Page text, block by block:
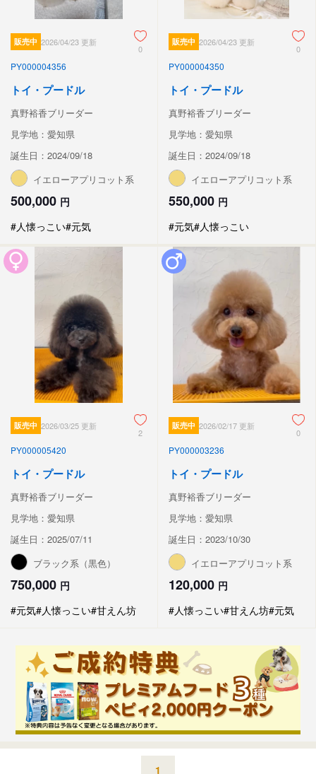
販売中 2026/04/23 更新
0
PY000004356
トイ・プードル
真野裕香ブリーダー
見学地：愛知県
誕生日：2024/09/18
イエローアプリコット系
500,000 円
#人懐っこい#元気
販売中 2026/04/23 更新
0
PY000004350
トイ・プードル
真野裕香ブリーダー
見学地：愛知県
誕生日：2024/09/18
イエローアプリコット系
550,000 円
#元気#人懐っこい
販売中 2026/03/25 更新
2
PY000005420
トイ・プードル
真野裕香ブリーダー
見学地：愛知県
誕生日：2025/07/11
ブラック系（黒色）
750,000 円
#元気#人懐っこい#甘えん坊
販売中 2026/02/17 更新
0
PY000003236
トイ・プードル
真野裕香ブリーダー
見学地：愛知県
誕生日：2023/10/30
イエローアプリコット系
120,000 円
#人懐っこい#甘えん坊#元気
1